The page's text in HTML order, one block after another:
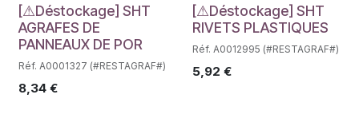
Déstockage
[⚠Déstockage] SHT
AGRAFES DE
PANNEAUX DE POR
Réf. A0001327 (#RESTAGRAF#)
8,34 €
Déstockage
[⚠Déstockage] SHT
RIVETS PLASTIQUES
Réf. A0012995 (#RESTAGRAF#)
5,92 €